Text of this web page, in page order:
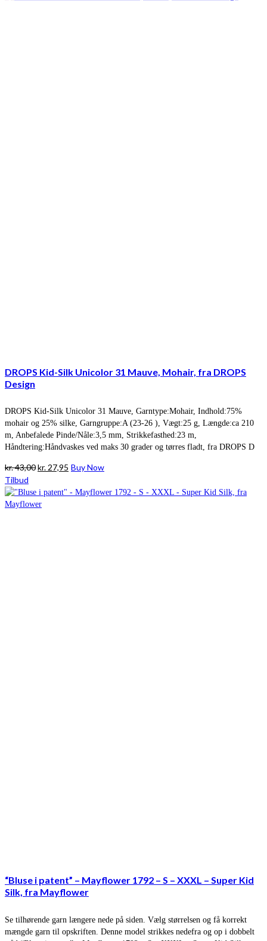
DROPS Kid-Silk Unicolor 31 Mauve, Mohair, fra DROPS
Design
DROPS Kid-Silk Unicolor 31 Mauve, Garntype:Mohair, Indhold:75%
mohair og 25% silke, Garngruppe:A (23-26 ), Vægt:25 g, Længde:ca 210
m, Anbefalede Pinde/Nåle:3,5 mm, Strikkefasthed:23 m,
Håndtering:Håndvaskes ved maks 30 grader og tørres fladt, fra DROPS D
kr.43,00Den
pris
var:
kr. 27,95 Den
pris
Buy Now
Tilbud
“Bluse i patent” – Mayflower 1792 – S – XXXL – Super Kid
Silk, fra Mayflower
Se tilhørende garn længere nede på siden. Vælg størrelsen og få korrekt
mængde garn til opskriften. Denne model strikkes nedefra og op i dobbelt